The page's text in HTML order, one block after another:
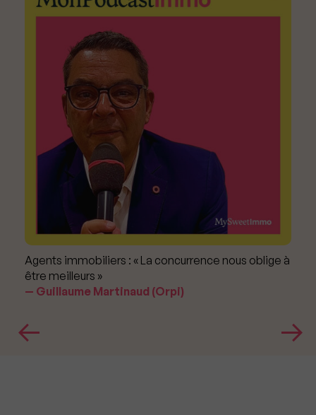
Agents immobiliers : « La concurrence nous oblige à
être meilleurs »
Guillaume Martinaud (Orpi)